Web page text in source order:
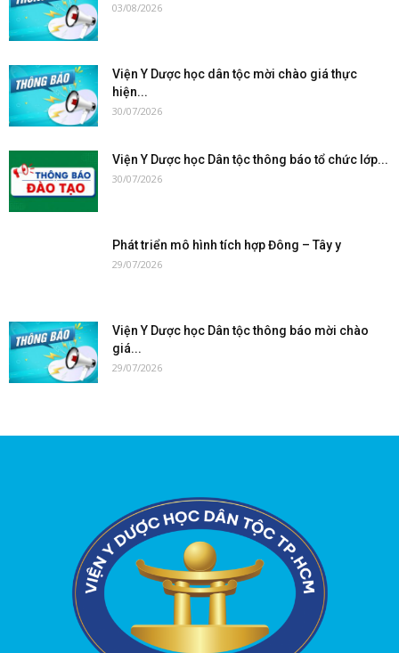
03/08/2026
Viện Y Dược học dân tộc mời chào giá thực
hiện...
30/07/2026
Viện Y Dược học Dân tộc thông báo tổ chức lớp...
30/07/2026
Phát triển mô hình tích hợp Đông – Tây y
29/07/2026
Viện Y Dược học Dân tộc thông báo mời chào
giá...
29/07/2026